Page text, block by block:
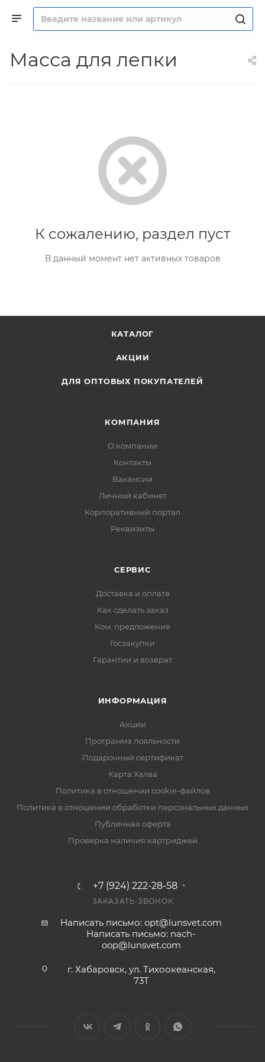
Масса для лепки
К сожалению, раздел пуст
В данный момент нет активных товаров
КАТАЛОГ
АКЦИИ
ДЛЯ ОПТОВЫХ ПОКУПАТЕЛЕЙ
КОМПАНИЯ
О компании
Контакты
Вакансии
Личный кабинет
Корпоративный портал
Реквизиты
СЕРВИС
Доставка и оплата
Как сделать заказ
Ком. предложение
Госзакупки
Гарантии и возврат
ИНФОРМАЦИЯ
Акции
Программа лояльности
Подарочный сертификат
Карта Халва
Политика в отношении cookie-файлов
Политика в отношении обработки персональных данных
Публичная оферта
Проверка наличия картриджей
+7 (924) 222-28-58
ЗАКАЗАТЬ ЗВОНОК
Написать письмо: opt@lunsvet.com
Написать письмо: nach-
oop@lunsvet.com
г. Хабаровск, ул. Тихоокеанская,
73Т